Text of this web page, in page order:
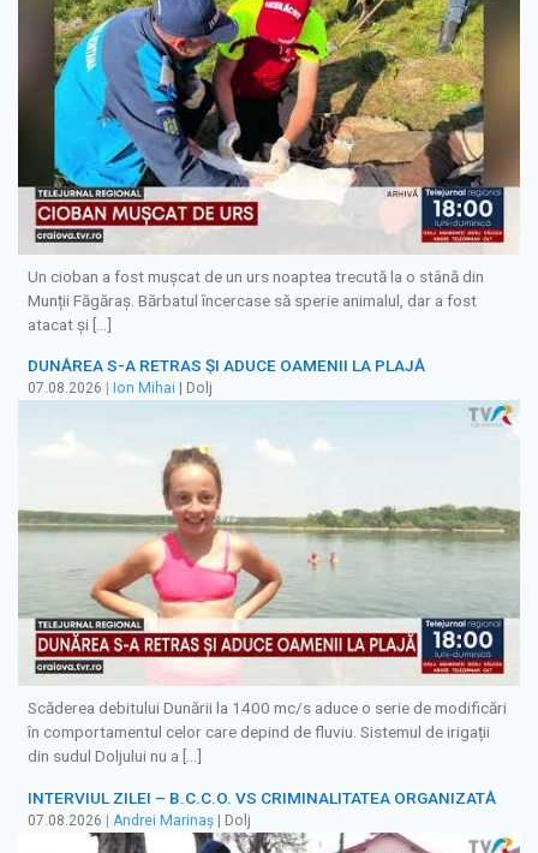
Un cioban a fost mușcat de un urs noaptea trecută la o stână din
Munții Făgăraș. Bărbatul încercase să sperie animalul, dar a fost
atacat și […]
DUNĂREA S-A RETRAS ŞI ADUCE OAMENII LA PLAJĂ
07.08.2026 Ion Mihai | Dolj
Scăderea debitului Dunării la 1400 mc/s aduce o serie de modificări
în comportamentul celor care depind de fluviu. Sistemul de irigații
din sudul Doljului nu a […]
INTERVIUL ZILEI – B.C.C.O. VS CRIMINALITATEA ORGANIZATĂ
07.08.2026 | Andrei Marinaș | Dolj